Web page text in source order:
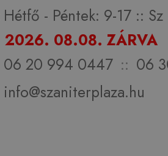
Hétfő - Péntek: 9-17 :: Sz
2026. 08.08. ZÁRVA
06 20 994 0447 :: 06
info@szaniterplaza.hu